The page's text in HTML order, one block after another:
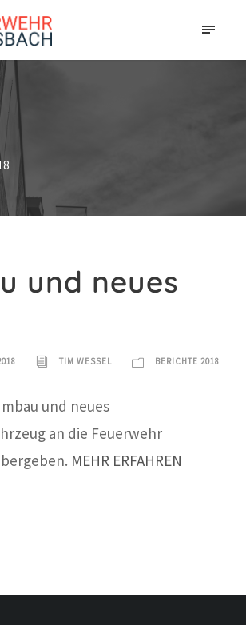
und neues
TIM WESSEL BERICHTE 2018
und neues
an die Feuerwehr
MEHR ERFAHREN